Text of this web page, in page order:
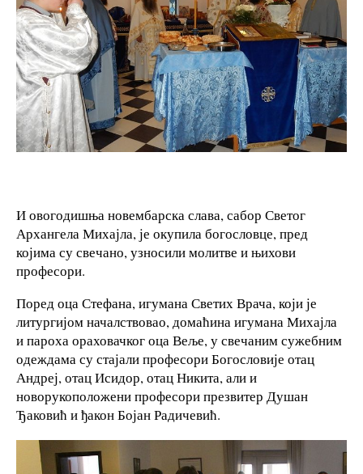
И овогодишња новембарска слава, сабор Светог
Архангела Михајла, је окупила богословце, пред
којима су свечано, узносили молитве и њихови
професори.
Поред оца Стефана, игумана Светих Врача, који је
литургијом началствовао, домаћина игумана Михајла
и пароха ораховачког оца Веље, у свечаним сужебним
одеждама су стајали професори Богословије отац
Андреј, отац Исидор, отац Никита, али и
новорукоположени професори презвитер Душан
Ђаковић и ђакон Бојан Радичевић.